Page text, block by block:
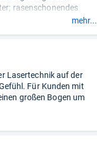
rasenschonendes
Redaktion.
mehr...
Lasertechnik auf der
Für Kunden mit
großen Bogen um